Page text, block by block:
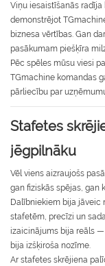
Viņu iesaistīšanās
demonstrējot
biznesa vērtības. Gan
pasākumam piešķīra
Pēc spēles mūsu viesi
TGmachine komandas
pārliecību par
Stafetes
jēgpilnāku
Vēl viens aizraujošs
gan fiziskās spējas, gan
Dalībniekiem bija jāveic
stafetēm, precīzi un
izaicinājums bija reāls
bija izšķiroša nozīme.
Ar stafetes skrējiena